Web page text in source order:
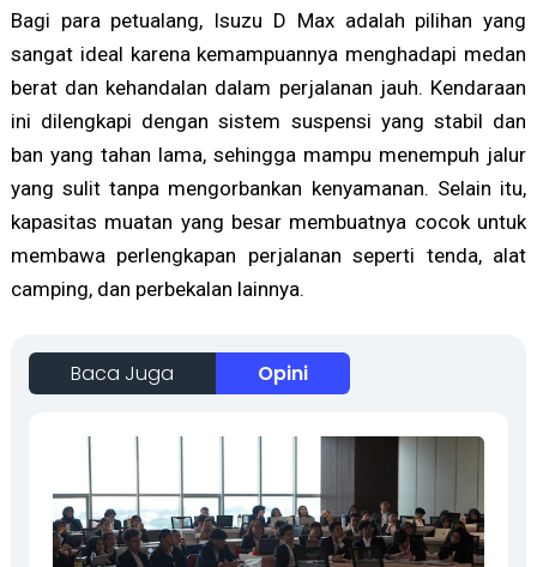
Bagi para petualang, Isuzu D Max adalah pilihan yang
sangat ideal karena kemampuannya menghadapi medan
berat dan kehandalan dalam perjalanan jauh. Kendaraan
ini dilengkapi dengan sistem suspensi yang stabil dan
ban yang tahan lama, sehingga mampu menempuh jalur
yang sulit tanpa mengorbankan kenyamanan. Selain itu,
kapasitas muatan yang besar membuatnya cocok untuk
membawa perlengkapan perjalanan seperti tenda, alat
camping, dan perbekalan lainnya.
Baca Juga Opini